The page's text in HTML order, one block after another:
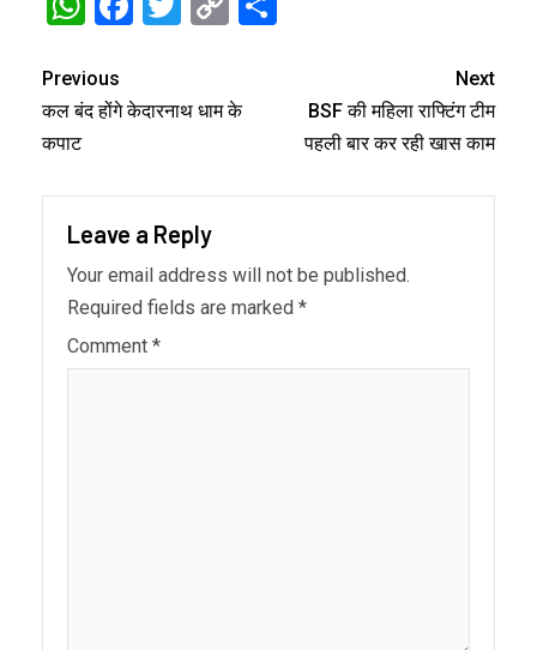
Previous
कल बंद होंगे केदारनाथ धाम के
कपाट
Next
BSF की महिला राफ्टिंग टीम
पहली बार कर रही खास काम
Leave a Reply
Your email address will not be published.
Required fields are marked *
Comment *